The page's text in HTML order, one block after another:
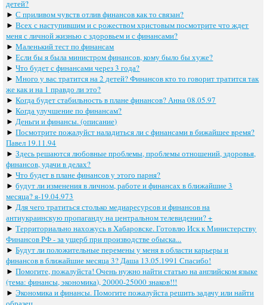
детей?
►С приливом чувств отлив финансов как то связан?
►Всех с наступившим и с рожеством христовым посмотрите что ждет
меня с личной жизнью с здоровьем и с финансами?
►Маленький тест по финансам
►Если бы я была министром финансов, кому было бы хуже?
►Что будет с финансами через 3 года?
►Много у вас тратится на 2 детей? Финансов кто то говорит тратится так
же как и на 1 правдо ли это?
►Когда будет стабильность в плане финансов? Анна 08.05.97
►Когда улучшение по финансам?
► Деньги и финансы. (описание)
►Посмотрите пожалуйст наладиться ли с финансами в бижайшее время?
Павел 19.11.94
►Здесь решаются любовные проблемы, проблемы отношений, здоровья,
финансов, удачи в делах?
►Что будет в плане финансов у этого парня?
►будут ли изменения в личном, работе и финансах в ближайшие 3
месяца? я-19.04.973
► Для чего тратиться столько медиаресурсов и финансов на
антиукраинскую пропаганду на центральном телевидении? +
►Территориально нахожусь в Хабаровске. Готовлю Иск к Министерству
Финансов РФ - за ущерб при производстве обыска...
►Будут ли положительные перемены у меня в области карьеры и
финансов в ближайшие месяца 3? Даша 13.05.1991 Спасибо!
►Помогите, пожалуйста! Очень нужно найти статью на английском языке
(тема: финансы, экономика), 20000-25000 знаков!!!
►Экономика и финансы. Помогите пожалуйста решить задачу или найти